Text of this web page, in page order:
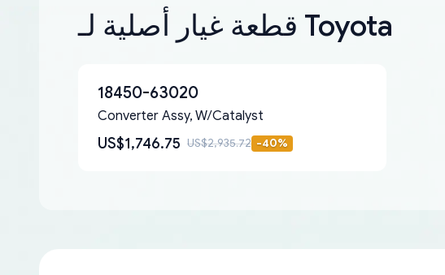
قطعة غيار أصلية لـ Toyota
18450-63020
Converter Assy, W/Catalyst
US$1,746.75 US$2,935.72 -40%